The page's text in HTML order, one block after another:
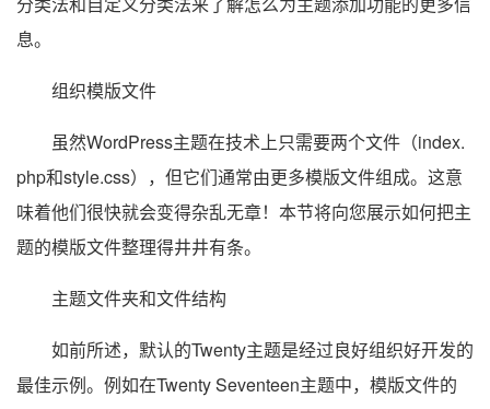
息。
组织模版文件
虽然WordPress主题在技术上只需要两个文件（index.
php和style.css），但它们通常由更多模版文件组成。这意
味着他们很快就会变得杂乱无章！本节将向您展示如何把主
题的模版文件整理得井井有条。
主题文件夹和文件结构
如前所述，默认的Twenty主题是经过良好组织好开发的
最佳示例。例如在Twenty Seventeen主题中，模版文件的